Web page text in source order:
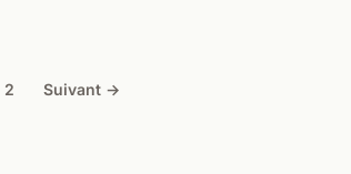
2 Suivant →